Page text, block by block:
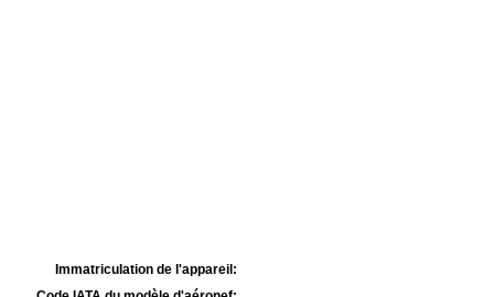
Immatriculation de l'appareil: